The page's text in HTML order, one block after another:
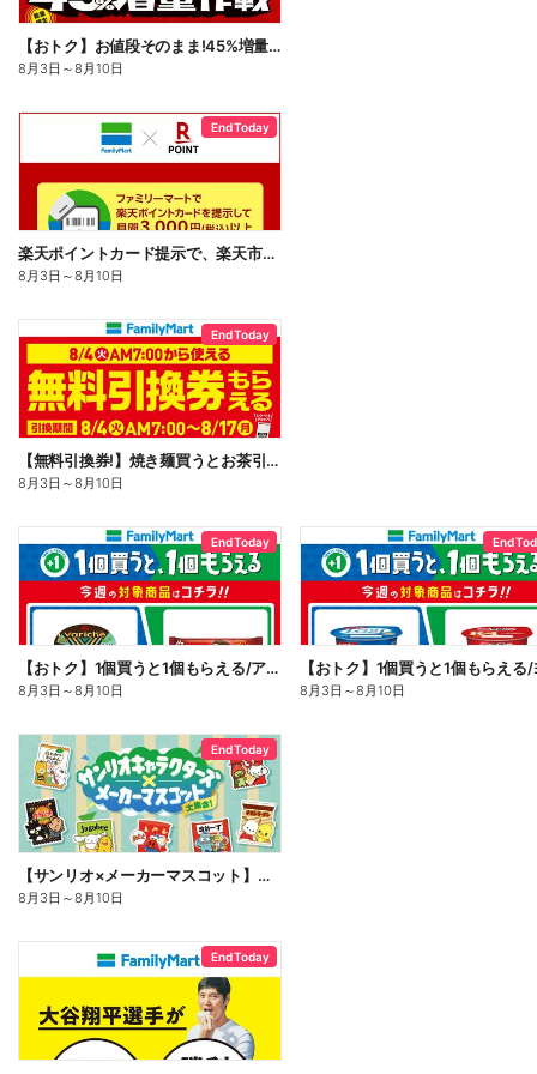
【おトク】お値段そのまま!45%増量作戦!
8月3日 ～8月10日
End Today
楽天ポイントカード提示で、楽天市場でのお買い物がおトクに!
8月3日 ～8月10日
End Today
【無料引換券!】焼き麺買うとお茶引換券貰える!
8月3日 ～8月10日
End Today
【おトク】1個買うと1個もらえる/アイス
8月3日 ～8月10日
End
8月3日 ～8月10日
End Today
【サンリオ×メーカーマスコット】オリジナルグッズ貰える!
8月3日 ～8月10日
End Today